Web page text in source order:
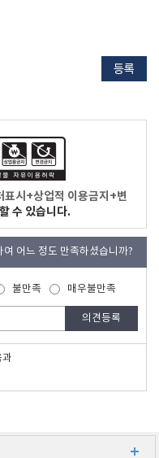
표시+상업적 이용금지+변
수 있습니다.
어느 정도 만족하셨습니까?
불만족 매우불만족